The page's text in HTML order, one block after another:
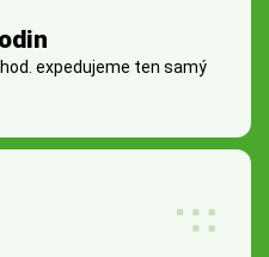
expedujeme ten samý